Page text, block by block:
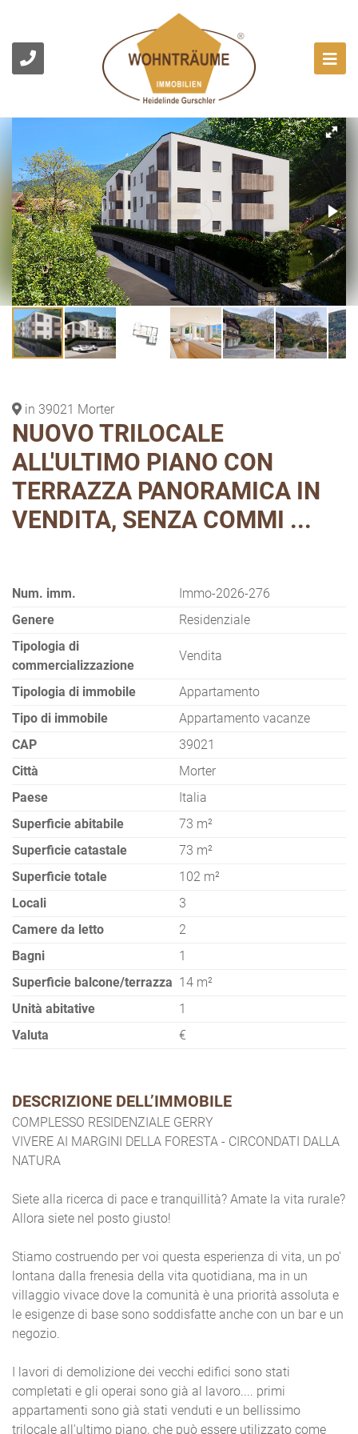
in 39021 Morter
NUOVO TRILOCALE
ALL'ULTIMO PIANO CON
TERRAZZA PANORAMICA IN
VENDITA, SENZA COMMI ...
Num. imm.
Immo-2026-276
Genere
Residenziale
Tipologia di
commercializzazione
Vendita
Tipologia di immobile
Appartamento
Tipo di immobile
Appartamento vacanze
CAP
39021
Città
Morter
Paese
Italia
Superficie abitabile
73 m²
Superficie catastale
73 m²
Superficie totale
102 m²
Locali
3
Camere da letto
2
Bagni
1
Superficie balcone/terrazza 14 m²
Unità abitative
1
Valuta
€
DESCRIZIONE DELL’IMMOBILE
COMPLESSO RESIDENZIALE GERRY
VIVERE AI MARGINI DELLA FORESTA - CIRCONDATI DALLA
NATURA
Siete alla ricerca di pace e tranquillità? Amate la vita rurale?
Allora siete nel posto giusto!
Stiamo costruendo per voi questa esperienza di vita, un po'
lontana dalla frenesia della vita quotidiana, ma in un
villaggio vivace dove la comunità è una priorità assoluta e
le esigenze di base sono soddisfatte anche con un bar e un
negozio.
I lavori di demolizione dei vecchi edifici sono stati
completati e gli operai sono già al lavoro.... primi
appartamenti sono già stati venduti e un bellissimo
trilocale all'ultimo piano, che può essere utilizzato come